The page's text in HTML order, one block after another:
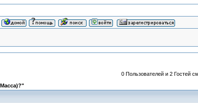
0 Пользователей и 2 Гостей